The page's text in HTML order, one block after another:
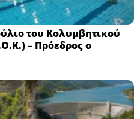
του Κολυμβητικού
– Πρόεδρος ο